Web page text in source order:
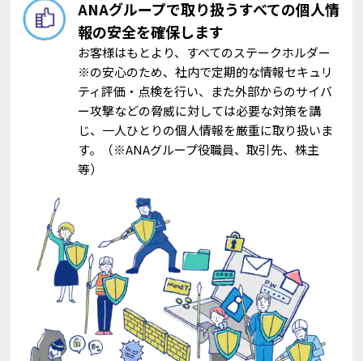
ANAグループで取り扱うすべての個人情
報の安全を確保します
お客様はもとより、すべてのステークホルダー
※の安心のため、社内で定期的な情報セキュリ
ティ評価・点検を行い、また外部からのサイバ
ー攻撃などの脅威に対しては必要な対策を講
じ、一人ひとりの個人情報を厳重に取り扱いま
す。（※ANAグループ役職員、取引先、株主
等）